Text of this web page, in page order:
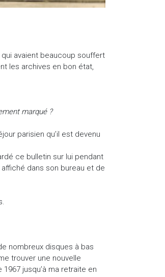
qui avaient beaucoup souffert
les archives en bon état,
marqué ?
parisien qu’il est devenu
ce bulletin sur lui pendant
dans son bureau et de
nombreux disques à bas
trouver une nouvelle
jusqu’à ma retraite en